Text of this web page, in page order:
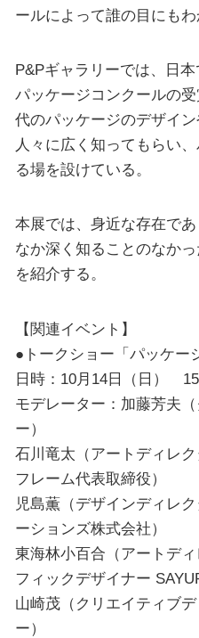
ールによって誰の目にもわ
P&Pギャラリーでは、日
パッケージコンクールの
代のパッケージのデザイ
人々に広く知ってもらい
る場を設けている。
本展では、身近な存在で
なか深く知ることのなか
を紹介する。
【関連イベント】
●トークショー「パッケー
日時：10月14日（日）
モデレーター：加藤芳夫
ー）
石川竜太（アートディレ
フレーム代表取締役）
児島薫（デザインディレ
ーションズ株式会社）
東海林小百合（アートデ
フィックデザイナー
山崎茂（クリエイティブ
ー）